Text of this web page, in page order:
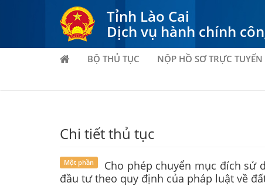
Tỉnh Lào Cai
Dịch vụ hành chính
BỘ THỦ TỤC NỘP HỒ SƠ TRỰC TUYẾN
Chi tiết thủ tục
Một phần Cho phép chuyển mục đích sử
đầu tư theo quy định của pháp luật về